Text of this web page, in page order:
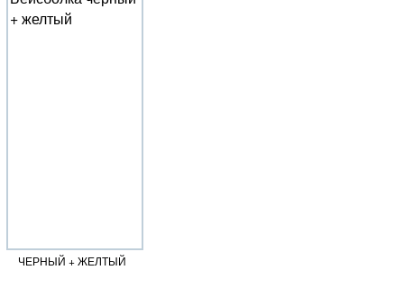
ЧЕРНЫЙ + ЖЕЛТЫЙ